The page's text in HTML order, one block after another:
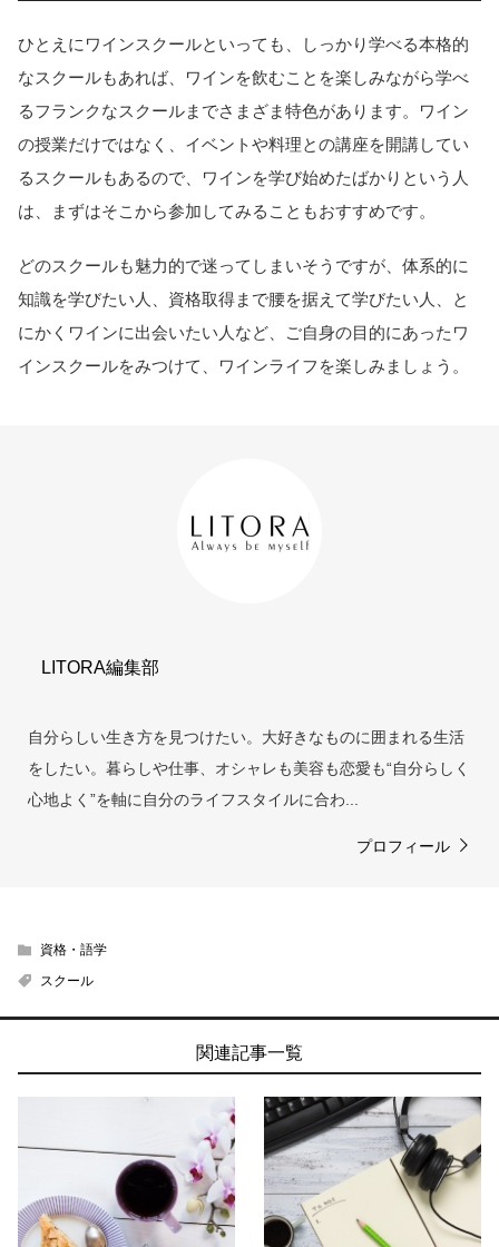
ひとえにワインスクールといっても、しっかり学べる本格的
なスクールもあれば、ワインを飲むことを楽しみながら学べ
るフランクなスクールまでさまざま特色があります。ワイン
の授業だけではなく、イベントや料理との講座を開講してい
るスクールもあるので、ワインを学び始めたばかりという人
は、まずはそこから参加してみることもおすすめです。
どのスクールも魅力的で迷ってしまいそうですが、体系的に
知識を学びたい人、資格取得まで腰を据えて学びたい人、と
にかくワインに出会いたい人など、ご自身の目的にあったワ
インスクールをみつけて、ワインライフを楽しみましょう。
LITORA編集部
自分らしい生き方を見つけたい。大好きなものに囲まれる生活
をしたい。暮らしや仕事、オシャレも美容も恋愛も“自分らしく
心地よく”を軸に自分のライフスタイルに合わ...
プロフィール
資格・語学
スクール
関連記事一覧